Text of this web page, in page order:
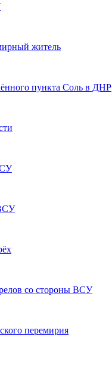
житель
пункта Соль в ДНР
со стороны ВСУ
перемирия